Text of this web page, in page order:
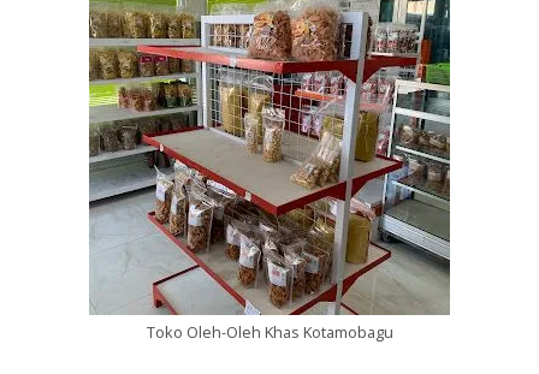
Toko Oleh-Oleh Khas Kotamobagu